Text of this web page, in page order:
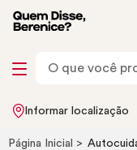
Informar localização
Página Inicial